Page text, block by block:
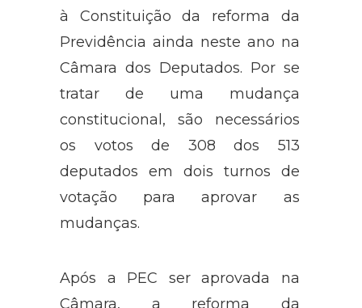
à Constituição da reforma da
Previdência ainda neste ano na
Câmara dos Deputados. Por se
tratar de uma mudança
constitucional, são necessários
os votos de 308 dos 513
deputados em dois turnos de
votação para aprovar as
mudanças.
Após a PEC ser aprovada na
Câmara, a reforma da